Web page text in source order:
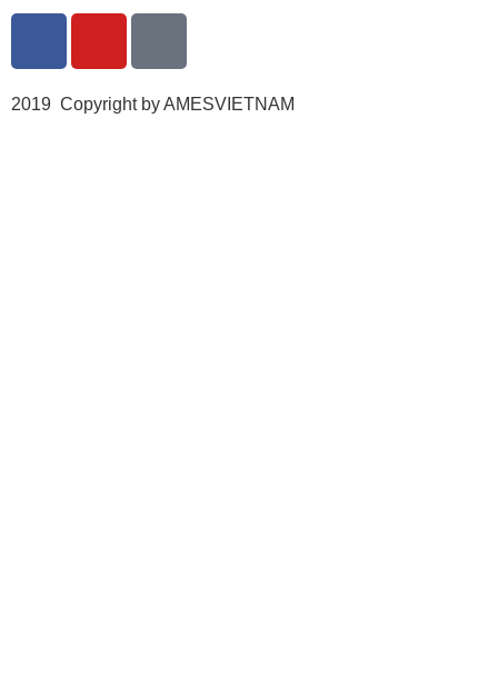
2019 Copyright by AMESVIETNAM